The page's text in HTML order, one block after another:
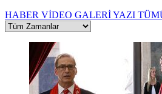
HABER VİDEO GALERİYAZI